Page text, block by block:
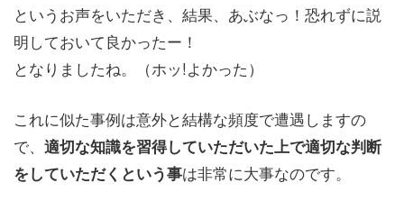
というお声をいただき、結果、あぶなっ！恐れずに説
明しておいて良かったー！
となりましたね。（ホッ!よかった）
これに似た事例は意外と結構な頻度で遭遇しますの
で、 適切な知識を習得していただいた上で適切な判断
をしていただくという事は非常に大事なのです。